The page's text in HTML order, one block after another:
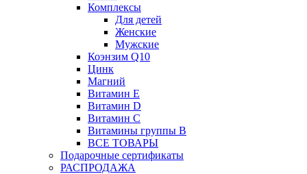
Комплексы
Для детей
Женские
Мужские
Коэнзим Q10
Цинк
Магний
Витамин Е
Витамин D
Витамин С
Витамины группы B
ВСЕ ТОВАРЫ
Подарочные сертификаты
РАСПРОДАЖА